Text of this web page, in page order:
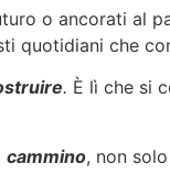
o ancorati al
quotidiani che
. È lì che si
cammino, non